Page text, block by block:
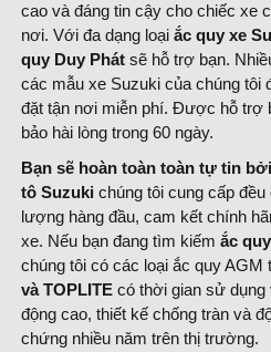
cao và đáng tin cậy cho chiếc xe
nơi. Với đa dạng loại ắc quy xe
quy Duy Phát sẽ hỗ trợ bạn.
các mẫu xe Suzuki của chúng tôi
đặt tận nơi miễn phí. Được hỗ trợ
bảo hài lòng trong 60 ngày.
Bạn sẽ hoàn toàn toàn tự tin bởi
tô Suzuki chúng tôi cung cấp
lượng hàng đầu, cam kết chính
xe. Nếu bạn đang tìm kiếm ắc
chúng tôi có các loại ắc quy
và TOPLITE có thời gian sử
động cao, thiết kế chống tràn và
chứng nhiều năm trên thị trường.